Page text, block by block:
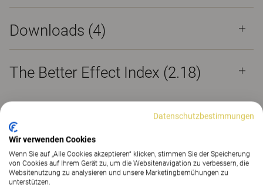
Downloads (4)
The Better Effect Index (2.18)
Thyra
Die Polsterung ist austauschbar. Unterschiedliche
Stoffe können für ein kontrastreiches Farberlebnis
Datenschutzbestimmungen
Wir verwenden Cookies
Wenn Sie auf „Alle Cookies akzeptieren“ klicken, stimmen Sie der Speicherung
von Cookies auf Ihrem Gerät zu, um die Websitenavigation zu verbessern, die
Websitenutzung zu analysieren und unsere Marketingbemühungen zu
unterstützen.